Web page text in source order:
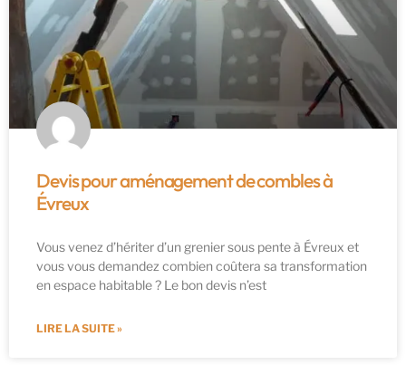
Devis pour aménagement de combles à
Évreux
Vous venez d’hériter d’un grenier sous pente à Évreux et
vous vous demandez combien coûtera sa transformation
en espace habitable ? Le bon devis n’est
LIRE LA SUITE »